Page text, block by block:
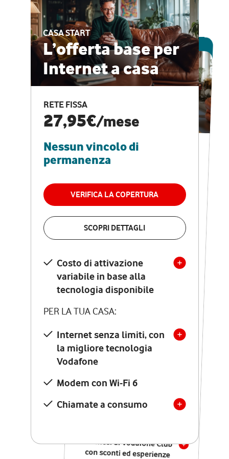
CASA START
L’offerta base per
Internet a casa
RETE FISSA
27,95€/mese
Nessun vincolo di
permanenza
VERIFICA LA COPERTURA
SCOPRI DETTAGLI
Costo di attivazione
variabile in base alla
tecnologia disponibile
PER LA TUA CASA:
Internet senza limiti, con
la migliore tecnologia
Vodafone
Modem con Wi-Fi 6
Chiamate a consumo
ESCLUSIVA ONLINE
CASA PRO
Internet veloce e
vantaggi speciali
RETE FISSA + VODAFONE CLUB
29,95€
permanenza
VERIFICA LA COPERTURA
Costo di attivazione
variabile in base alla
tecnologia disponibile
PER LA TUA CASA:
Internet senza limiti, con
la migliore tecnologia
Vodafone
Modem Seven con Wi-Fi 7
Chiamate illimitate verso
numeri fissi e mobili
nazionali
12 mesi di Vodafone Club
con sconti ed esperienze
esclusive, poi si disattiva